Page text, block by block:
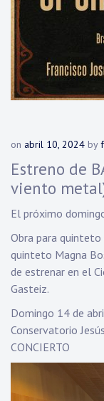
on abril 10, 2024 by
Estreno de
viento
El próximo
Obra para
quinteto Magna
de estrenar en el
Gasteiz.
Domingo 14 de
Conservatorio
CONCIERTO
de